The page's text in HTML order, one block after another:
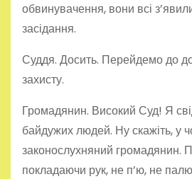
обвинувачення, вони всі
засідання.
Суддя. Досить. Перейдемо до
захисту.
Громадянин. Високий Суд! Я
байдужих людей. Ну скажіть, у
законослухняний громадянин.
покладаючи рук, не п’ю, не